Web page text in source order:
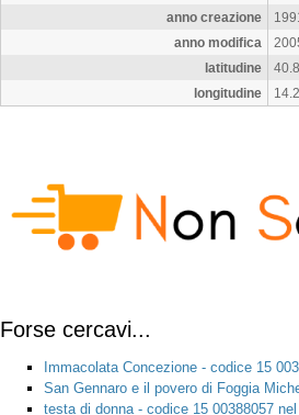
anno creazione
anno modifica
latitudine
longitudine
Forse cercavi...
Immacolata Concezione - codice 15
San Gennaro e il povero di Foggia
testa di donna - codice 15 00388057